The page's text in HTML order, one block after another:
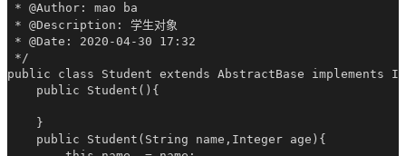
* @Author: mao ba
* @Description: 学生对象
* @Date: 2020-04-30 17:32
*/
public class Student extends AbstractBase implements
    public Student(){
    }
    public Student(String name,Integer age){